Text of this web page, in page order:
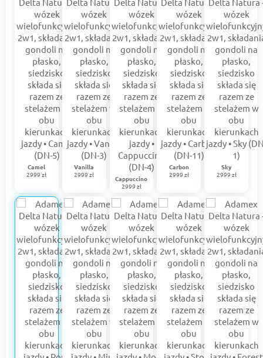
Camel
2999 zł
Vanilla
2999 zł
Cappuccino
2999 zł
Carbon
2999 zł
Sky
2999 zł